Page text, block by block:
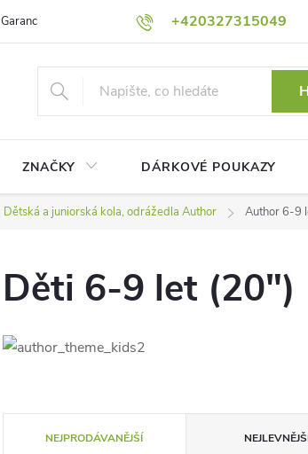
+420327315049
Garance nejnižší ceny! Podmínky ochrany osobních
ZNAČKY DÁRKOVÉ POUKAZY
Dětská a juniorská kola, odrážedla Author Author 6-9
Děti 6-9 let (20")
NEJPRODÁVANĚJŠÍ